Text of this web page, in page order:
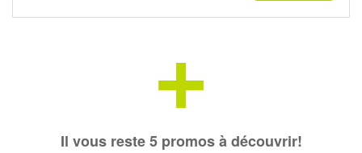
+
Il vous reste 5 promos à découvrir!